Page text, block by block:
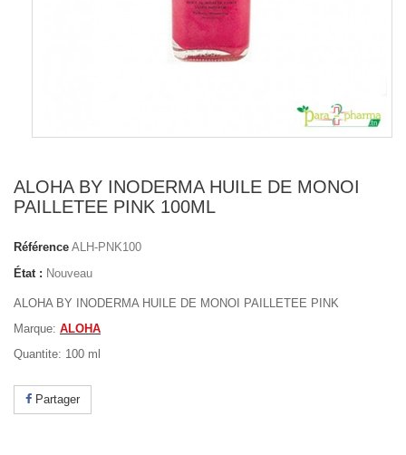
ALOHA BY INODERMA HUILE DE MONOI
PAILLETEE PINK 100ML
Référence ALH-PNK100
État : Nouveau
ALOHA BY INODERMA HUILE DE MONOI PAILLETEE PINK
Marque: ALOHA
Quantite: 100 ml
Partager